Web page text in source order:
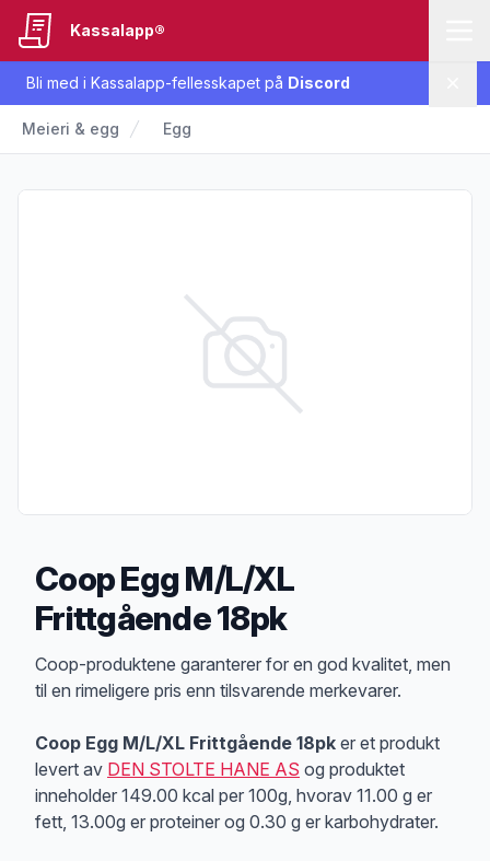
Bli med i Kassalapp-fellesskapet på Discord
Kassalapp®
Meieri & egg Egg
Coop Egg M/L/XL
Frittgående 18pk
Produktbeskrivelse
Coop-produktene garanterer for en god kvalitet, men
til en rimeligere pris enn tilsvarende merkevarer.
Coop Egg M/L/XL Frittgående 18pk er et produkt
levert av DEN STOLTE HANE AS og produktet
inneholder 149.00 kcal per 100g, hvorav 11.00 g er
fett, 13.00g er proteiner og 0.30 g er karbohydrater.